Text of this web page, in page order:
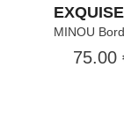
EXQUISE
MINOU
75.00